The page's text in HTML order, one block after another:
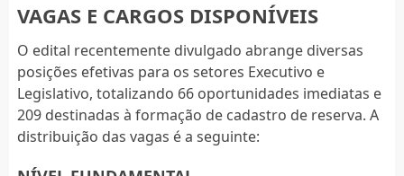
VAGAS E CARGOS DISPONÍVEIS
O edital recentemente divulgado abrange diversas
posições efetivas para os setores Executivo e
Legislativo, totalizando 66 oportunidades imediatas e
209 destinadas à formação de cadastro de reserva. A
distribuição das vagas é a seguinte: